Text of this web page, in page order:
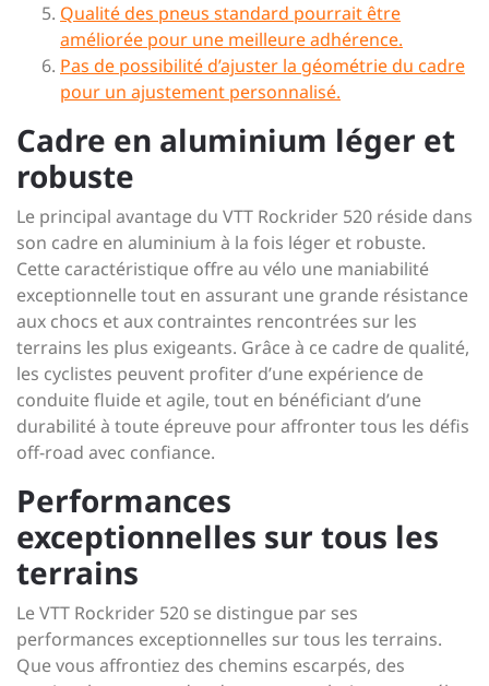
Qualité des pneus standard pourrait être
améliorée pour une meilleure adhérence.
Pas de possibilité d’ajuster la géométrie du cadre
pour un ajustement personnalisé.
Cadre en aluminium léger et
robuste
Le principal avantage du VTT Rockrider 520 réside dans
son cadre en aluminium à la fois léger et robuste.
Cette caractéristique offre au vélo une maniabilité
exceptionnelle tout en assurant une grande résistance
aux chocs et aux contraintes rencontrées sur les
terrains les plus exigeants. Grâce à ce cadre de qualité,
les cyclistes peuvent profiter d’une expérience de
conduite fluide et agile, tout en bénéficiant d’une
durabilité à toute épreuve pour affronter tous les défis
off-road avec confiance.
Performances
exceptionnelles sur tous les
terrains
Le VTT Rockrider 520 se distingue par ses
performances exceptionnelles sur tous les terrains.
Que vous affrontiez des chemins escarpés, des